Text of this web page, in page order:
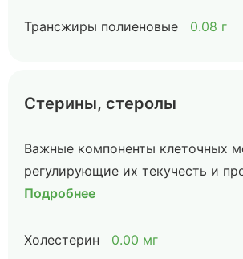
Трансжиры полиеновые 0.08 г
Стерины, стеролы
Важные компоненты клеточных
регулирующие их текучесть и
Подробнее
Холестерин 0.00 мг